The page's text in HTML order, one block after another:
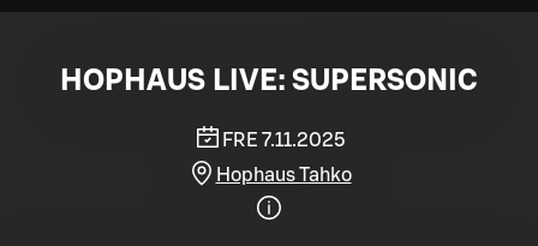
HOPHAUS LIVE: SUPERSONIC
FRE 7.11.2025
Hophaus Tahko